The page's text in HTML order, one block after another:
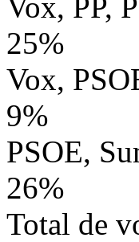
25%
Vox,
9%
PSOE,
26%
Total de